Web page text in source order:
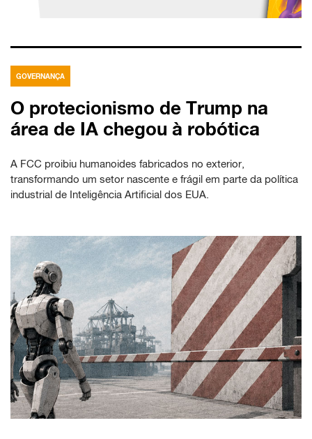
GOVERNANÇA
O protecionismo de Trump na
área de IA chegou à robótica
A FCC proibiu humanoides fabricados no exterior,
transformando um setor nascente e frágil em parte da política
industrial de Inteligência Artificial dos EUA.